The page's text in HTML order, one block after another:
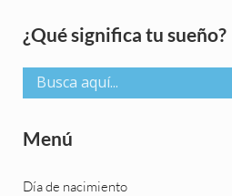
Sidebar
¿Qué significa tu sueño?
Menú
Día de nacimiento